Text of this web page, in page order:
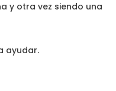
y otra vez siendo una
ayudar.